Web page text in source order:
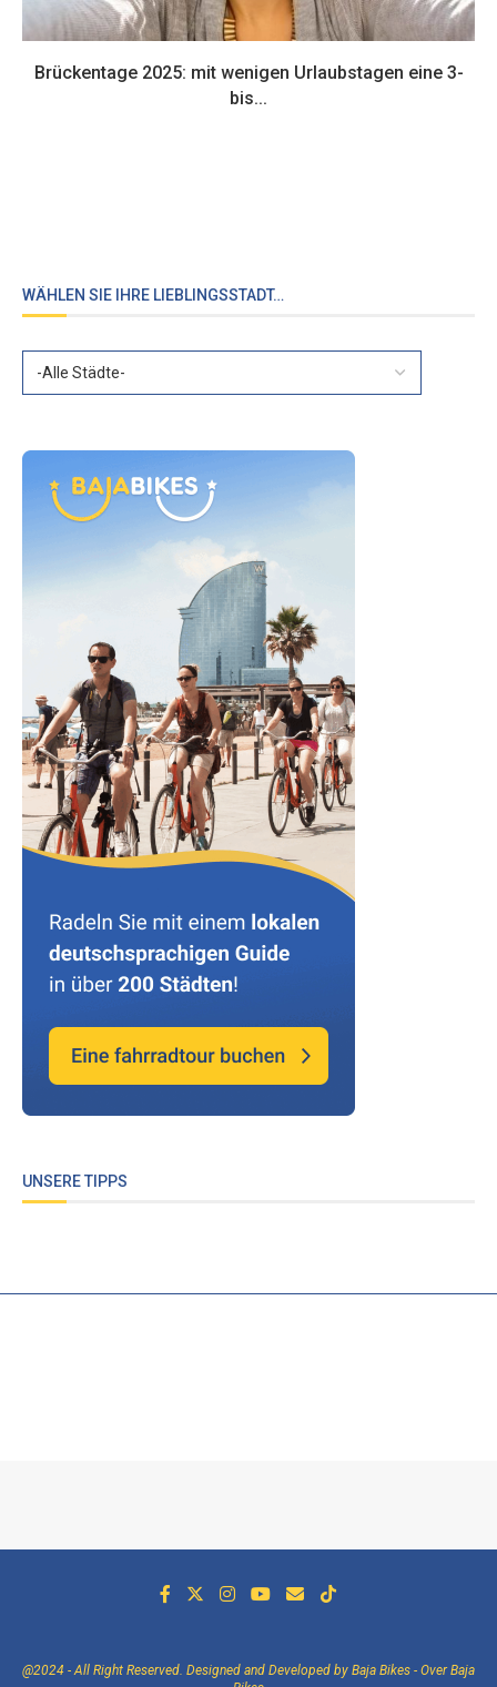
Brückentage 2025: mit wenigen Urlaubstagen eine 3-
bis...
WÄHLEN SIE IHRE LIEBLINGSSTADT…
UNSERE TIPPS
@2024 - All Right Reserved. Designed and Developed by Baja Bikes - Over Baja